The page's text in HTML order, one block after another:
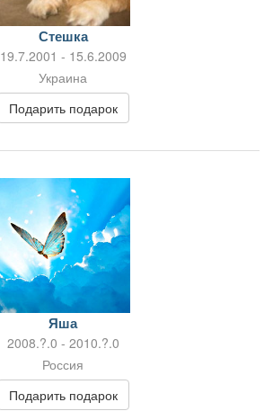
Стешка
19.7.2001 - 15.6.2009
Украина
Подарить подарок
Яша
2008.?.0 - 2010.?.0
Россия
Подарить подарок